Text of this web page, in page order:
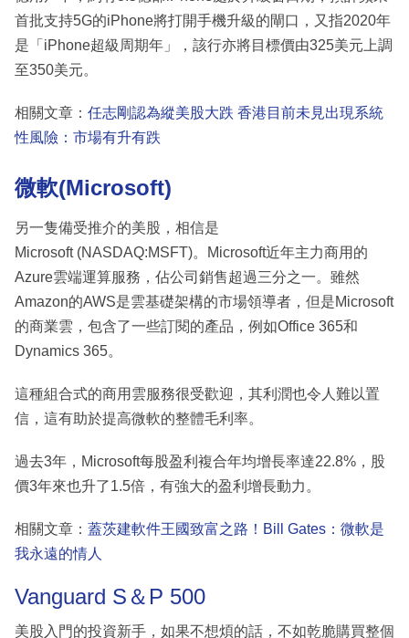
首批支持5G的iPhone將打開手機升級的閘口，又指2020年
是「iPhone超級周期年」，該行亦將目標價由325美元上調
至350美元。
相關文章： 任志剛認為縱美股大跌 香港目前未見出現系統
性風險：市場有升有跌
微軟(Microsoft)
另一隻備受推介的美股，相信是
Microsoft (NASDAQ:MSFT)。Microsoft近年主力商用的
Azure雲端運算服務，佔公司銷售超過三分之一。雖然
Amazon的AWS是雲基礎架構的市場領導者，但是Microsoft
的商業雲，包含了一些訂閱的產品，例如Office 365和
Dynamics 365。
這種組合式的商用雲服務很受歡迎，其利潤也令人難以置
信，這有助於提高微軟的整體毛利率。
過去3年，Microsoft每股盈利複合年均增長率達22.8%，股
價3年來也升了1.5倍，有強大的盈利增長動力。
相關文章： 蓋茨建軟件王國致富之路！Bill Gates：微軟是
我永遠的情人
Vanguard S＆P 500
美股入門的投資新手，如果不想煩的話，不如乾脆購買整個